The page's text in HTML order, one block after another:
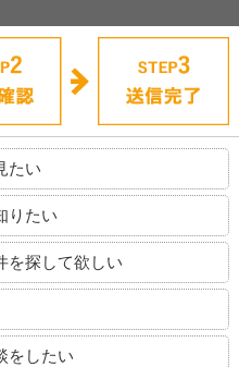
たい
りたい
を探して欲しい
をしたい